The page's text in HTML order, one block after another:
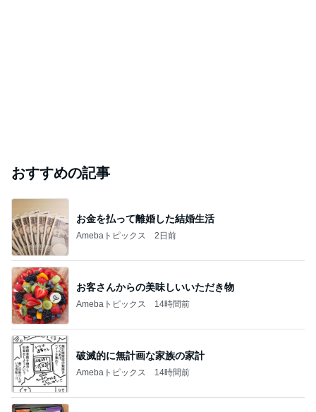
おすすめの記事
お金を払って離婚した結婚生活
Amebaトピックス 2日前
お客さんからの美味しいいただき物
Amebaトピックス 14時間前
破滅的に無計画な家族の家計
Amebaトピックス 14時間前